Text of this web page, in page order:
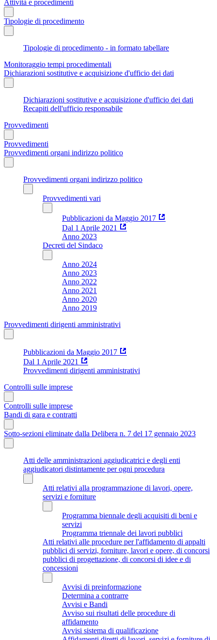
Attività e procedimenti
Tipologie di procedimento
Tipologie di procedimento - in formato tabellare
Monitoraggio tempi procedimentali
Dichiarazioni sostitutive e acquisizione d'ufficio dei dati
Dichiarazioni sostitutive e acquisizione d'ufficio dei dati
Recapiti dell'ufficio responsabile
Provvedimenti
Provvedimenti
Provvedimenti organi indirizzo politico
Provvedimenti organi indirizzo politico
Provvedimenti vari
Pubblicazioni da Maggio 2017
Dal 1 Aprile 2021
Anno 2023
Decreti del Sindaco
Anno 2024
Anno 2023
Anno 2022
Anno 2021
Anno 2020
Anno 2019
Provvedimenti dirigenti amministrativi
Pubblicazioni da Maggio 2017
Dal 1 Aprile 2021
Provvedimenti dirigenti amministrativi
Controlli sulle imprese
Controlli sulle imprese
Bandi di gara e contratti
Sotto-sezioni eliminate dalla Delibera n. 7 del 17 gennaio 2023
Atti delle amministrazioni aggiudicatrici e degli enti
aggiudicatori distintamente per ogni procedura
Atti relativi alla programmazione di lavori, opere,
servizi e forniture
Programma biennale degli acquisiti di beni e
servizi
Programma triennale dei lavori pubblici
Atti relativi alle procedure per l'affidamento di appalti
pubblici di servizi, forniture, lavori e opere, di concorsi
pubblici di progettazione, di concorsi di idee e di
concessioni
Avvisi di preinformazione
Determina a contrarre
Avvisi e Bandi
Avviso sui risultati delle procedure di
affidamento
Avvisi sistema di qualificazione